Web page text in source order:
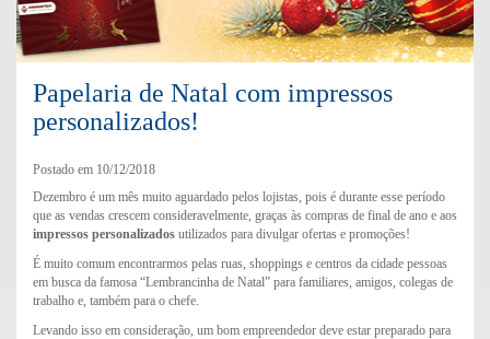
Papelaria de Natal com impressos
personalizados!
Postado em 10/12/2018
Dezembro é um mês muito aguardado pelos lojistas, pois é durante esse período
que as vendas crescem consideravelmente, graças às compras de final de ano e aos
impressos personalizados utilizados para divulgar ofertas e promoções!
É muito comum encontrarmos pelas ruas, shoppings e centros da cidade pessoas
em busca da famosa “Lembrancinha de Natal” para familiares, amigos, colegas de
trabalho e, também para o chefe.
Levando isso em consideração, um bom empreendedor deve estar preparado para